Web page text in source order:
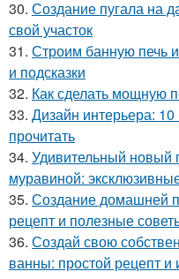
30. Создание пугала на
свой участок
31. Строим банную печь
и подсказки
32. Как сделать мощную
33. Дизайн интерьера: 10
прочитать
34. Удивительный новый
муравиной:
35. Создание домашней
рецепт и полезные
36. Создай свою
ванны: простой рецепт и